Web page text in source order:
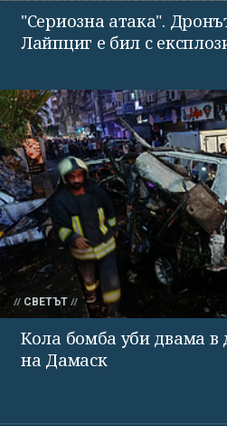
"Сериозна атака".
Лайпциг е бил с
СВЕТЪТ
Кола бомба уби двама в
на Дамаск